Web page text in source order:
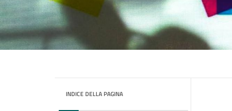
INDICE DELLA PAGINA